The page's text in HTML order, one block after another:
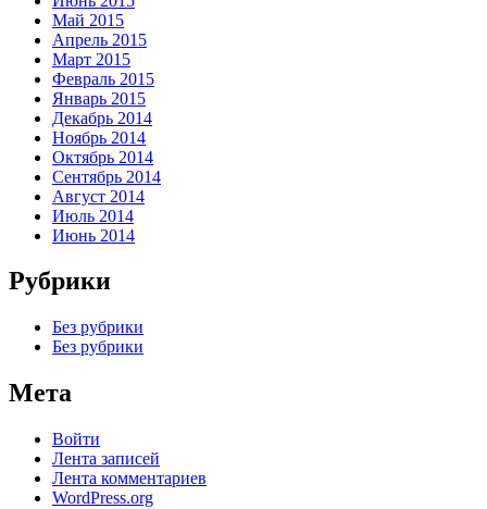
Май 2015
Апрель 2015
Март 2015
Февраль 2015
Январь 2015
Декабрь 2014
Ноябрь 2014
Октябрь 2014
Сентябрь 2014
Август 2014
Июль 2014
Июнь 2014
Рубрики
Без рубрики
Без рубрики
Мета
Войти
Лента записей
Лента комментариев
WordPress.org